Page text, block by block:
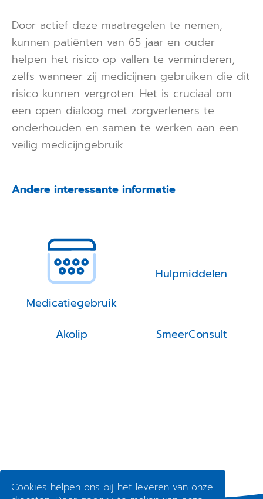
Cookies helpen ons bij het leveren van onze
Door actief deze maatregelen te nemen,
kunnen patiënten van 65 jaar en ouder
helpen het risico op vallen te verminderen,
zelfs wanneer zij medicijnen gebruiken die dit
risico kunnen vergroten. Het is cruciaal om
een open dialoog met zorgverleners te
onderhouden en samen te werken aan een
veilig medicijngebruik.
Andere interessante informatie
Medicatiegebruik
Hulpmiddelen
Akolip SmeerConsult